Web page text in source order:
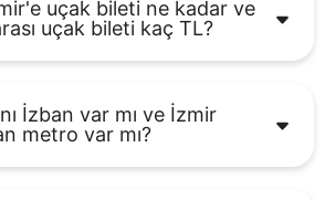
uçak bileti ne kadar ve
uçak bileti kaç TL?
İzban var mı ve İzmir
metro var mı?